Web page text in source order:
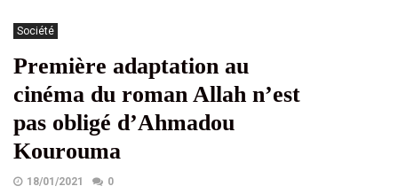
Société
Première adaptation au
cinéma du roman Allah n’est
pas obligé d’Ahmadou
Kourouma
18/01/2021 0